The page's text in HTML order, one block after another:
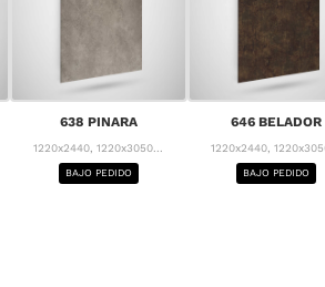
638 PINARA
1220x2440, 1220x3050...
BAJO PEDIDO
646 BELADOR
1220x2440,
BAJO PEDIDO